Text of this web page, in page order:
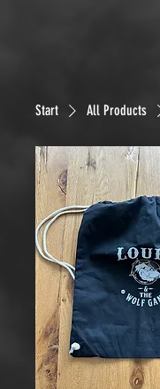
Start All Products